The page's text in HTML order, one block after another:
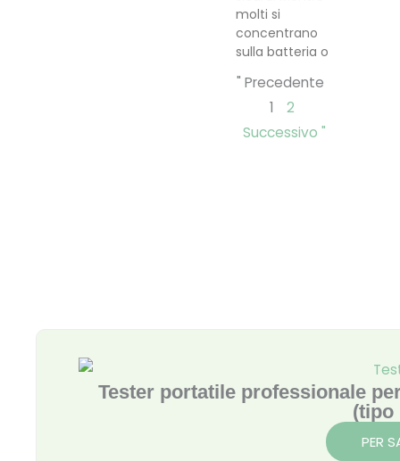
molti si
concentrano
sulla batteria o
" Precedente
1
2
Successivo "
Tester portatile professionale
(tipo
PER